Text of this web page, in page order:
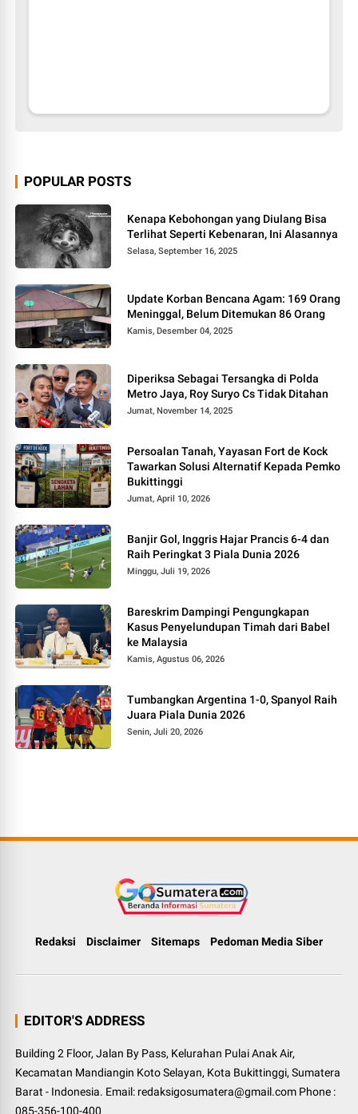
POPULAR POSTS
Kenapa Kebohongan yang Diulang Bisa
Terlihat Seperti Kebenaran, Ini Alasannya
Selasa, September 16, 2025
Update Korban Bencana Agam: 169 Orang
Meninggal, Belum Ditemukan 86 Orang
Kamis, Desember 04, 2025
Diperiksa Sebagai Tersangka di Polda
Metro Jaya, Roy Suryo Cs Tidak Ditahan
Jumat, November 14, 2025
Persoalan Tanah, Yayasan Fort de Kock
Tawarkan Solusi Alternatif Kepada Pemko
Bukittinggi
Jumat, April 10, 2026
Banjir Gol, Inggris Hajar Prancis 6-4 dan
Raih Peringkat 3 Piala Dunia 2026
Minggu, Juli 19, 2026
Bareskrim Dampingi Pengungkapan
Kasus Penyelundupan Timah dari Babel
ke Malaysia
Kamis, Agustus 06, 2026
Tumbangkan Argentina 1-0, Spanyol Raih
Juara Piala Dunia 2026
Senin, Juli 20, 2026
Redaksi Disclaimer Sitemaps Pedoman Media Siber
EDITOR'S ADDRESS
Building 2 Floor, Jalan By Pass, Kelurahan Pulai Anak Air,
Kecamatan Mandiangin Koto Selayan, Kota Bukittinggi, Sumatera
Barat - Indonesia. Email: redaksigosumatera@gmail.com Phone :
085-356-100-400